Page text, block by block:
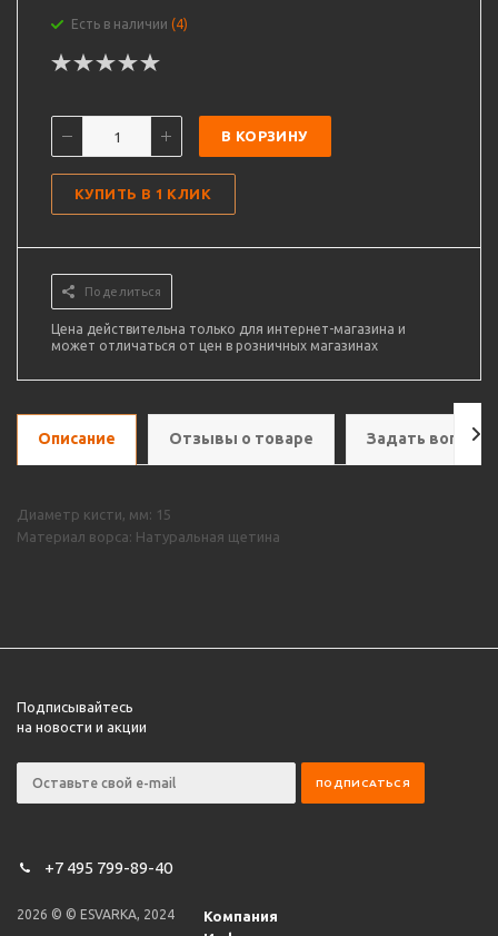
Есть в наличии (4)
В КОРЗИНУ
КУПИТЬ В 1 КЛИК
Поделиться
Цена действительна только для интернет-магазина и
может отличаться от цен в розничных магазинах
Описание Отзывы о товаре Задать вопрос
Диаметр кисти, мм: 15
Материал ворса: Натуральная щетина
Подписывайтесь
на новости и акции
+7 495 799-89-40
2026 © © ESVARKA, 2024
Компания